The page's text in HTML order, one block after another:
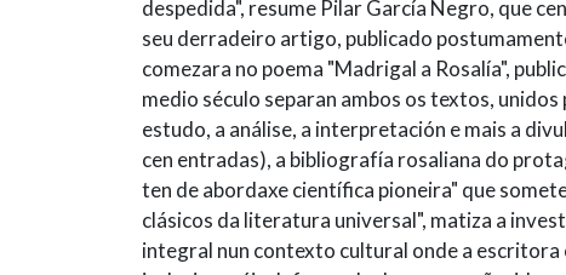
despedida", resume Pilar García Negro, que
seu derradeiro artigo, publicado
comezara no poema "Madrigal a Rosalía",
medio século separan ambos os textos,
estudo, a análise, a interpretación e mais a
cen entradas), a bibliografía rosaliana do
ten de abordaxe científica pioneira" que
clásicos da literatura universal", matiza a
integral nun contexto cultural onde a escritora